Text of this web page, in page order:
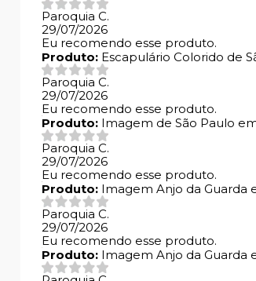
Paroquia C.
29/07/2026
Eu recomendo esse produto.
Produto: Escapulário Colorido de
Paroquia C.
29/07/2026
Eu recomendo esse produto.
Produto: Imagem de São Paulo
Paroquia C.
29/07/2026
Eu recomendo esse produto.
Produto: Imagem Anjo da Guarda
Paroquia C.
29/07/2026
Eu recomendo esse produto.
Produto: Imagem Anjo da Guarda